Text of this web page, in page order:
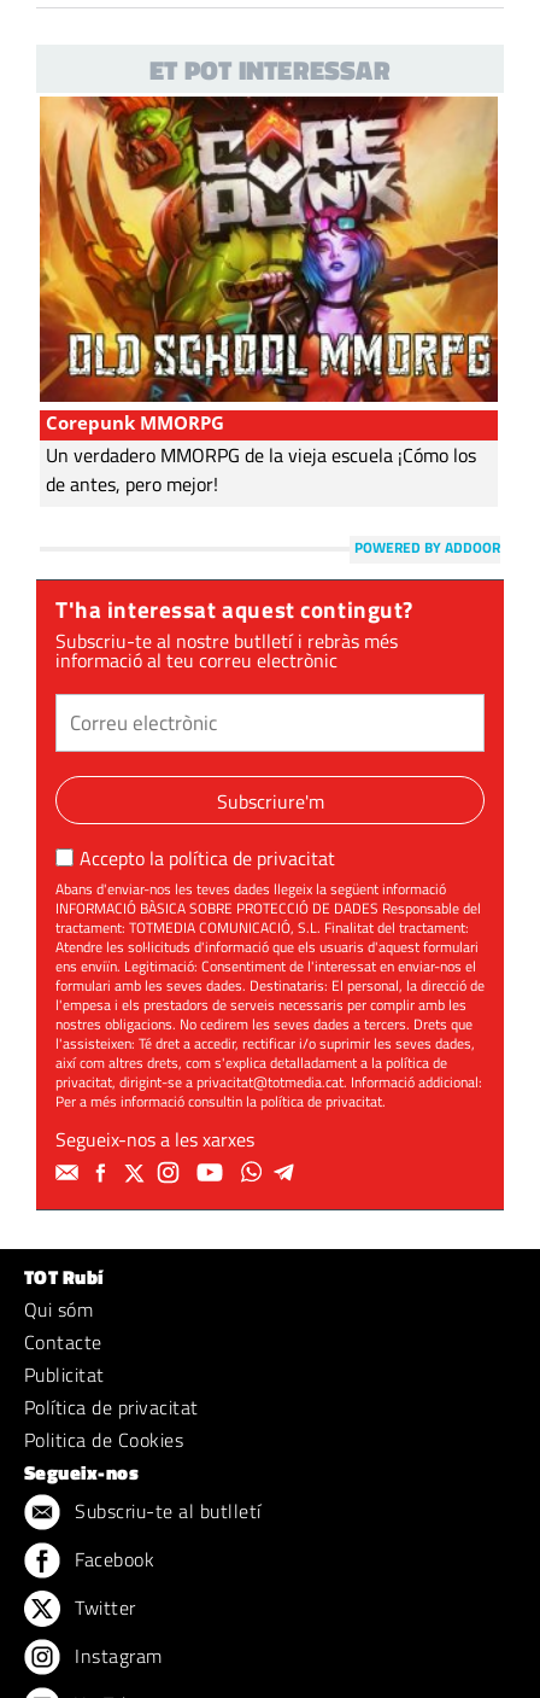
ET POT INTERESSAR
Corepunk MMORPG
Un verdadero MMORPG de la vieja escuela ¡Cómo los
de antes, pero mejor!
POWERED BY ADDOOR
T'ha interessat aquest contingut?
Subscriu-te al nostre butlletí i rebràs més
informació al teu correu electrònic
Subscriure'm
Accepto la política de privacitat
Abans d'enviar-nos les teves dades llegeix la següent informació
INFORMACIÓ BÀSICA SOBRE PROTECCIÓ DE DADES Responsable del
tractament: TOTMEDIA COMUNICACIÓ, S.L. Finalitat del tractament:
Atendre les sol·licituds d'informació que els usuaris d'aquest formulari
ens enviïn. Legitimació: Consentiment de l'interessat en enviar-nos el
formulari amb les seves dades. Destinataris: El personal, la direcció de
l'empesa i els prestadors de serveis necessaris per complir amb les
nostres obligacions. No cedirem les seves dades a tercers. Drets que
l'assisteixen: Té dret a accedir, rectificar i/o suprimir les seves dades,
així com altres drets, com s'explica detalladament a la política de
privacitat, dirigint-se aprivacitat@totmedia.cat. Informació addicional:
Per a més informació consultin lapolítica de privacitat.
Segueix-nos a les xarxes
TOT Rubí
Qui sóm
Contacte
Publicitat
Política de privacitat
Politica de Cookies
Segueix-nos
Subscriu-te al butlletí
Facebook
Twitter
Instagram